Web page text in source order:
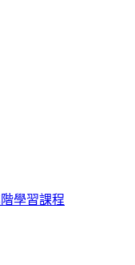
學習課程